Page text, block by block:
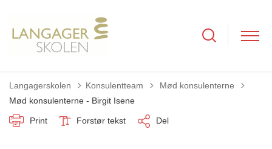
Langagerskolen Konsulentteam Tilbage til
Mød konsulenterne
Mød konsulenterne - Birgit Isene
Print Forstør tekst Del